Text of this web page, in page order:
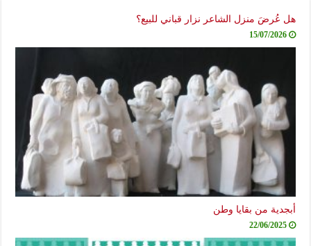
هل عُرضَ منزل الشاعر نزار قباني للبيع؟
15/07/2026
أبجدية من بقايا وطن
22/06/2025